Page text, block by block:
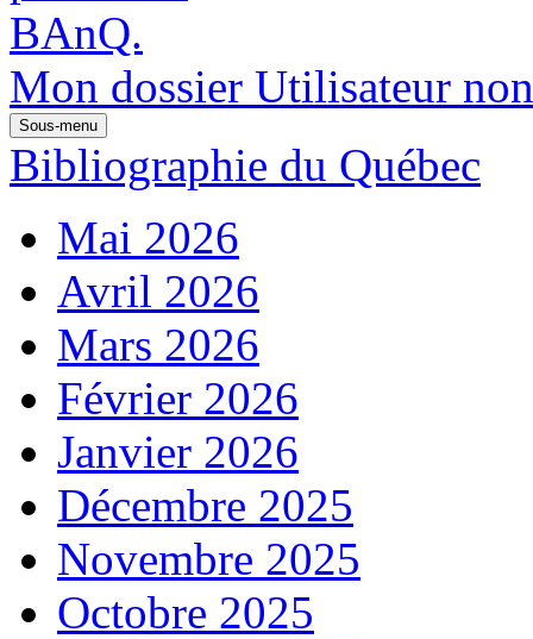
Mon dossier Utilisateur
Sous-menu
Bibliographie du Québec
Mai 2026
Avril 2026
Mars 2026
Février 2026
Janvier 2026
Décembre 2025
Novembre 2025
Octobre 2025